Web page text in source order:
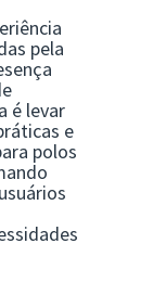
pela
é levar
e
polos